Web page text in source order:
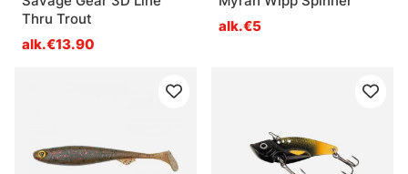
Thru Trout
alk.€13.90
alk.€5